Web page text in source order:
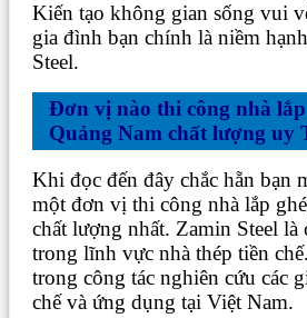
Kiến tạo không gian sống vui
gia đình bạn chính là niềm
Steel.
Đơn vị nào thi công nhà
Quảng Nam chất lượng uy
Khi đọc đến đây chắc hẵn bạn
một đơn vị thi công nhà lắp
chất lượng nhất. Zamin Steel
trong lĩnh vực nhà thép tiền
trong công tác nghiên cứu các
chế và ứng dụng tại Việt Nam.